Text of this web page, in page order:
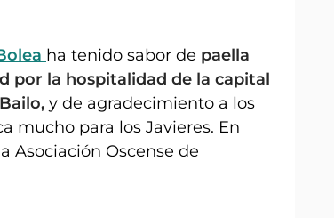
ha tenido sabor de paella
por la hospitalidad de la capital
y de agradecimiento a los
mucho para los Javieres. En
Asociación Oscense de